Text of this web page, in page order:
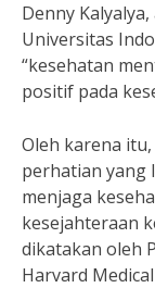
Denny
Universitas
“kesehatan
positif pada
Oleh karena
perhatian yang
menjaga
kesejahteraan
dikatakan oleh
Harvard